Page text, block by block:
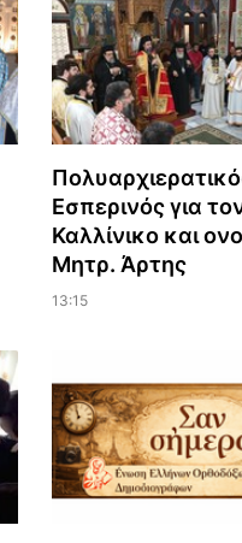
Εσπερινός για
Καλλίνικο και
Μητρ. Άρτης
13:15